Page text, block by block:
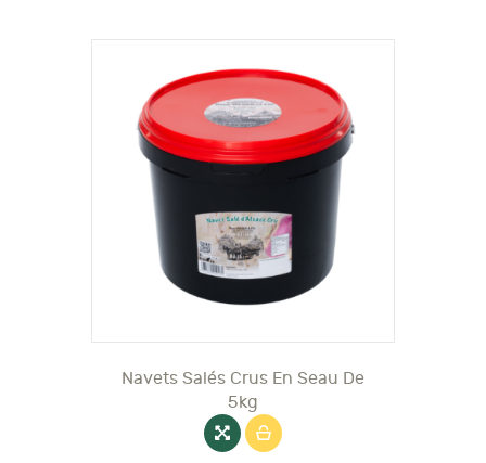
Navets Salés Crus En Seau De
5kg